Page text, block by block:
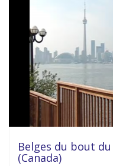
Belges du bout
(Canada)